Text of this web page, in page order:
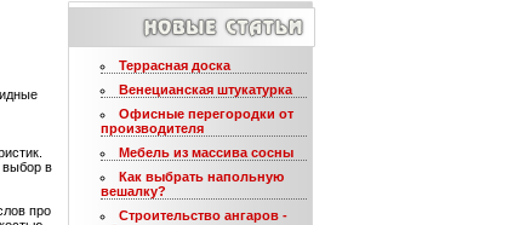
Террасная доска
Венецианская штукатурка
Офисные перегородки от
производителя
Мебель из массива сосны
Как выбрать напольную
вешалку?
Строительство ангаров -
выбор в
про